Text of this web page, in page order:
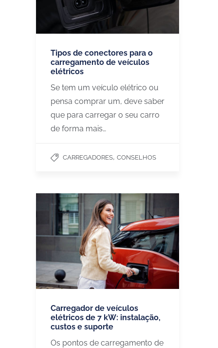
Tipos de conectores para o
carregamento de veículos
elétricos
Se tem um veículo elétrico ou
pensa comprar um, deve saber
que para carregar o seu carro
de forma mais…
CARREGADORES, CONSELHOS
Carregador de veículos
elétricos de 7 kW: instalação,
custos e suporte
Os pontos de carregamento de